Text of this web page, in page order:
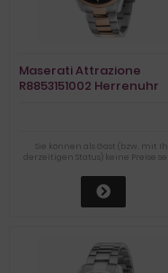
Maserati Attrazione
R8853151002 Herrenuhr
Sie können als Gast (bzw. mit
derzeitigen Status) keine Preise